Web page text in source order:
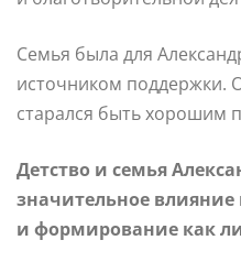
Семья была для
источником поддержки.
старался быть хорошим
Детство и семья
значительное
и формирование как